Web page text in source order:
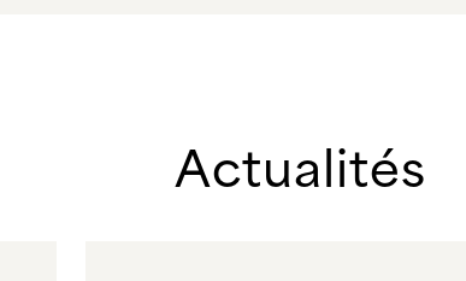
Actualités